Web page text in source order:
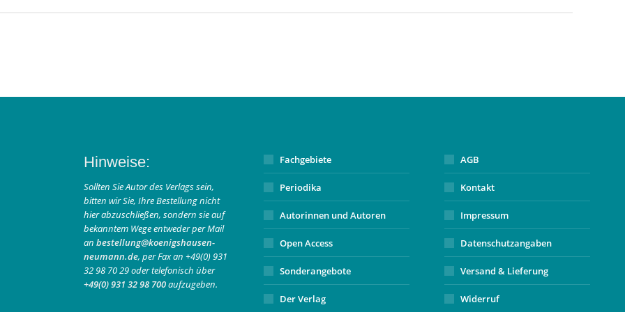
Hinweise:
Sollten Sie Autor des Verlags sein,
bitten wir Sie, Ihre Bestellung nicht
hier abzuschließen, sondern sie auf
bekanntem Wege entweder per Mail
an bestellung@koenigshausen-
neumann.de, per Fax an +49(0) 931
32 98 70 29 oder telefonisch über
+49(0) 931 32 98 700aufzugeben.
Fachgebiete
Periodika
Autorinnen und Autoren
Open Access
Sonderangebote
Der Verlag
AGB
Kontakt
Impressum
Datenschutzangaben
Versand & Lieferung
Widerruf